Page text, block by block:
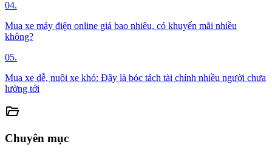
04.
Mua xe máy điện online giá bao nhiêu, có khuyến mãi nhiều
không?
05.
Mua xe dễ, nuôi xe khó: Đây là bóc tách tài chính nhiều người chưa
lường tới
folder_open
Chuyên mục